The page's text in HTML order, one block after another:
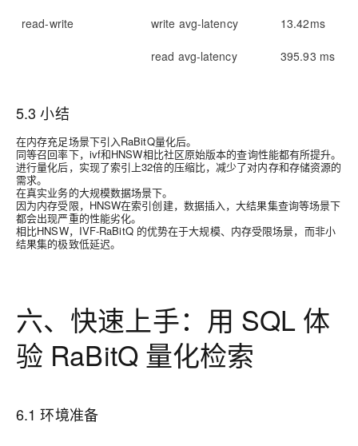
read-write write avg-latency 13.42ms
read avg-latency 395.93 ms
5.3 小结
在内存充足场景下引入RaBitQ量化后。
同等召回率下，ivf和HNSW相比社区原始版本的查询性能都有所提升。
进行量化后，实现了索引上32倍的压缩比，减少了对内存和存储资源的
需求。
在真实业务的大规模数据场景下。
因为内存受限，HNSW在索引创建，数据插入，大结果集查询等场景下
都会出现严重的性能劣化。
相比HNSW，IVF-RaBitQ 的优势在于大规模、内存受限场景，而非小
结果集的极致低延迟。
六、快速上手：用 SQL 体
验 RaBitQ 量化检索
6.1 环境准备